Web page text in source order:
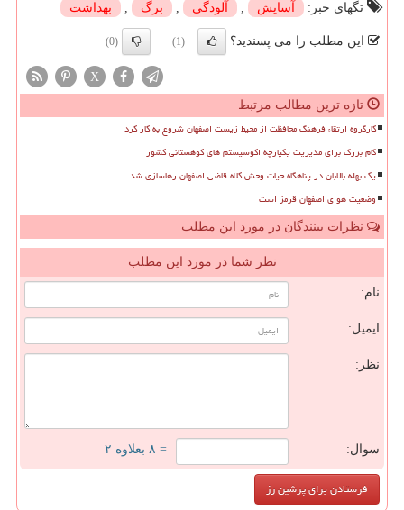
تگهای خبر:
آسایش , آلودگی , برگ , بهداشت
این مطلب را می پسندید؟ (1)
(0)
X
تازه ترین مطالب مرتبط
کارگروه ارتقاء فرهنگ محافظت از محیط زیست اصفهان شروع به کار کرد
گام بزرگ برای مدیریت یکپارچه اکوسیستم های کوهستانی کشور
یک بهله بالابان در پناهگاه حیات وحش کلاه قاضی اصفهان رهاسازی شد
وضعیت هوای اصفهان قرمز است
نظرات بینندگان در مورد این مطلب
نظر شما در مورد این مطلب
نام:
ایمیل:
نظر:
سوال: = ۸ بعلاوه ۲